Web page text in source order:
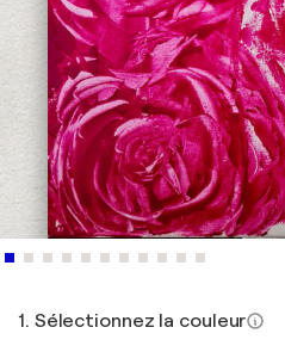
1. Sélectionnez la couleur